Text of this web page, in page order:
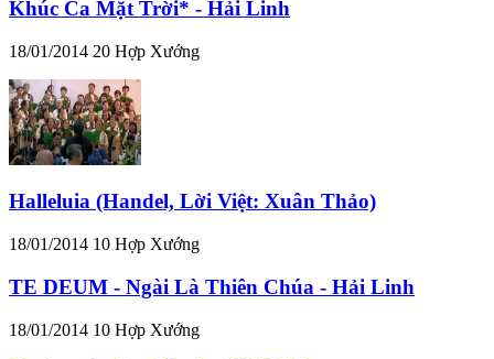
Khúc Ca Mặt Trời* - Hải Linh
18/01/2014 20 Hợp Xướng
Halleluia (Handel, Lời Việt: Xuân Thảo)
18/01/2014 10 Hợp Xướng
TE DEUM - Ngài Là Thiên Chúa - Hải Linh
18/01/2014 10 Hợp Xướng